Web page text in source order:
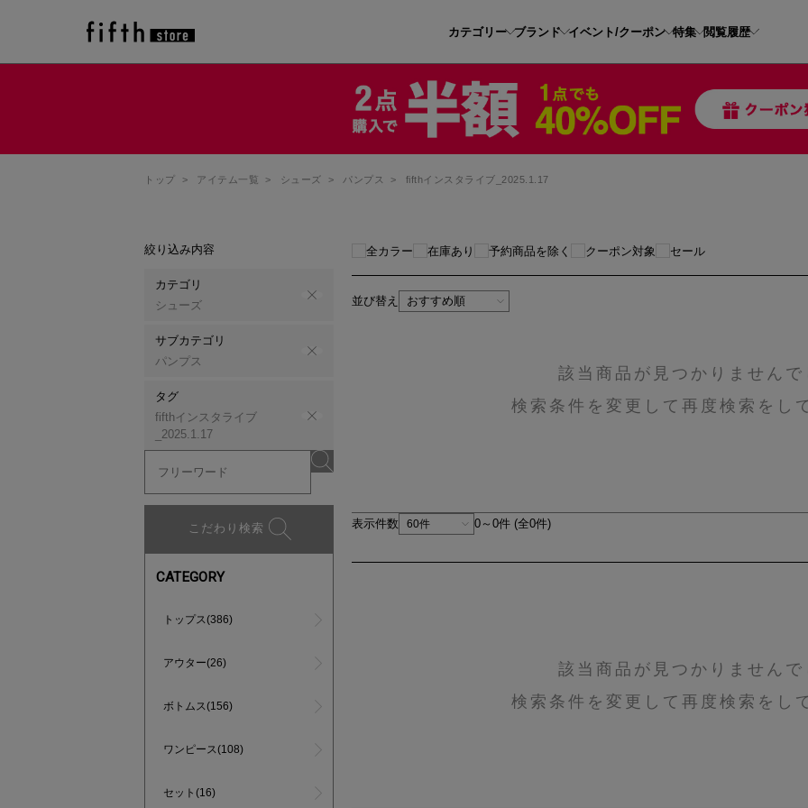
カテゴリー ブランド イベント/クーポン 特集 閲覧履歴
トップ > アイテム一覧 > シューズ > パンプス > fifthインスタライブ_2025.1.17
絞り込み内容
カテゴリ
シューズ
サブカテゴリ
パンプス
タグ
fifthインスタライブ
_2025.1.17
こだわり検索
CATEGORY
トップス(386)
アウター(26)
ボトムス(156)
ワンピース(108)
セット(16)
全カラー 在庫あり 予約商品を除く クーポン対象 セール
並び替え
該当商品が見つかりませんで
検索条件を変更して再度検索をし
表示件数 0～0件 (全0件)
該当商品が見つかりませんで
検索条件を変更して再度検索をし